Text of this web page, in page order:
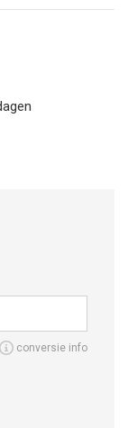
conversie info